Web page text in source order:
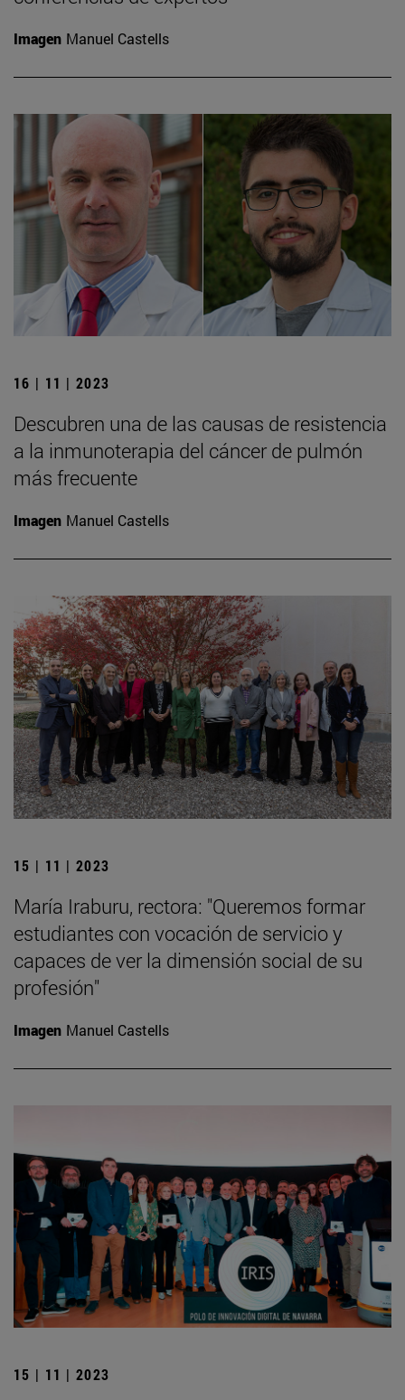
Imagen Manuel Castells
16 | 11 | 2023
Descubren una de las causas de resistencia
a la inmunoterapia del cáncer de pulmón
más frecuente
Imagen Manuel Castells
15 | 11 | 2023
María Iraburu, rectora: "Queremos formar
estudiantes con vocación de servicio y
capaces de ver la dimensión social de su
profesión"
Imagen Manuel Castells
15 | 11 | 2023